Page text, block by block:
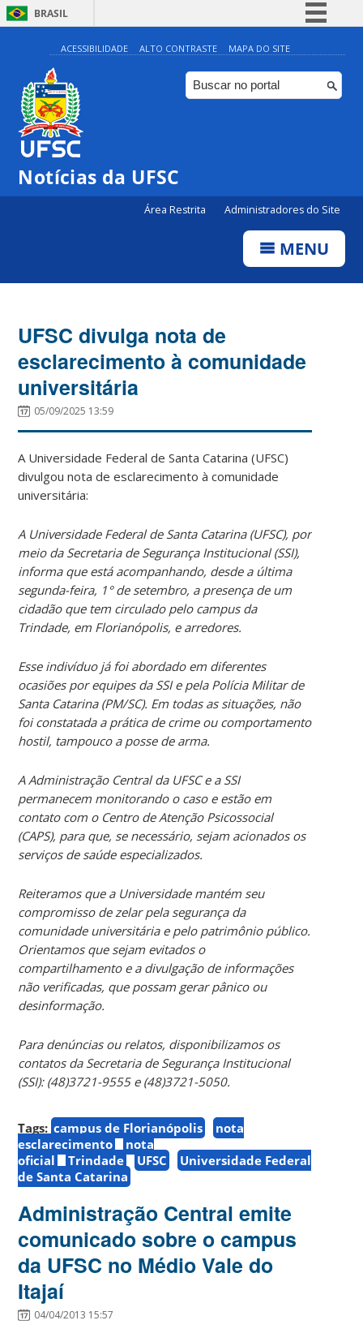
BRASIL
Simplifique!
Comunica BR
Participe
ACESSIBILIDADE ALTO CONTRASTE MAPA DO SITE
Notícias da UFSC
Área Restrita Administradores do Site
MENU
UFSC divulga nota de
esclarecimento à comunidade
universitária
05/09/2025 13:59
A Universidade Federal de Santa Catarina (UFSC)
divulgou nota de esclarecimento à comunidade
universitária:
A Universidade Federal de Santa Catarina (UFSC), por
meio da Secretaria de Segurança Institucional (SSI),
informa que está acompanhando, desde a última
segunda-feira, 1° de setembro, a presença de um
cidadão que tem circulado pelo campus da
Trindade, em Florianópolis, e arredores.
Esse indivíduo já foi abordado em diferentes
ocasiões por equipes da SSI e pela Polícia Militar de
Santa Catarina (PM/SC). Em todas as situações, não
foi constatada a prática de crime ou comportamento
hostil, tampouco a posse de arma.
A Administração Central da UFSC e a SSI
permanecem monitorando o caso e estão em
contato com o Centro de Atenção Psicossocial
(CAPS), para que, se necessário, sejam acionados os
serviços de saúde especializados.
Reiteramos que a Universidade mantém seu
compromisso de zelar pela segurança da
comunidade universitária e pelo patrimônio público.
Orientamos que sejam evitados o
compartilhamento e a divulgação de informações
não verificadas, que possam gerar pânico ou
desinformação.
Para denúncias ou relatos, disponibilizamos os
contatos da Secretaria de Segurança Institucional
(SSI): (48)3721-9555 e (48)3721-5050.
Tags: campus de Florianópolis
nota
esclarecimento
nota
oficial
Trindade UFSC
Universidade Federal
de Santa Catarina
Administração Central emite
comunicado sobre o campus
da UFSC no Médio Vale do
Itajaí
04/04/2013 15:57